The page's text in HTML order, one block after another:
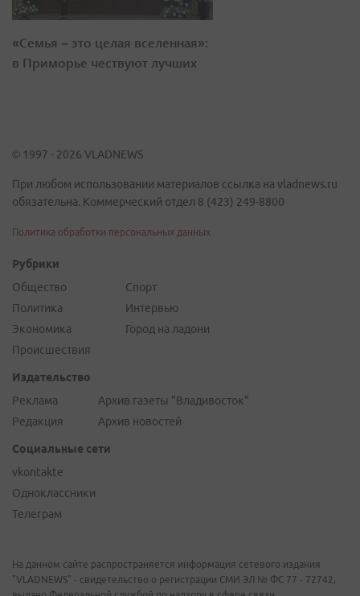
«Семья – это целая вселенная»:
в Приморье чествуют лучших
© 1997 - 2026 VLADNEWS
При любом использовании материалов ссылка на vladnews.ru
обязательна. Коммерческий отдел 8 (423) 249-8800
Политика обработки персональных данных
Рубрики
Общество
Политика
Экономика
Происшествия
Спорт
Интервью
Город на ладони
Издательство
Реклама
Редакция
Архив газеты "Владивосток"
Архив новостей
Социальные сети
vkontakte
Одноклассники
Телеграм
На данном сайте распространяется информация сетевого издания
"VLADNEWS" - свидетельство о регистрации СМИ ЭЛ № ФС 77 - 72742,